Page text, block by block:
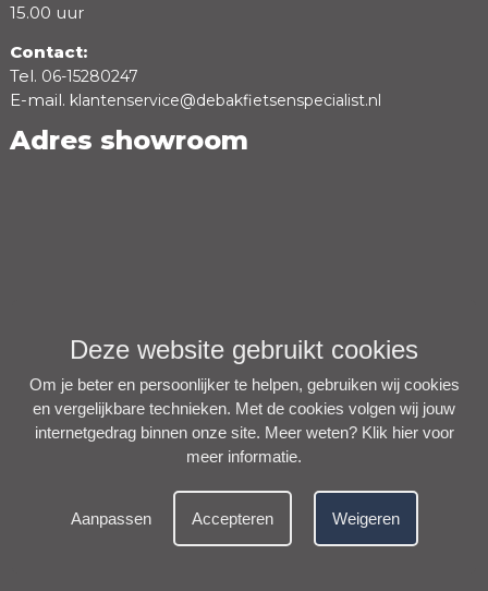
15.00 uur
Contact:
Tel. 06-15280247
E-mail. klantenservice@debakfietsenspecialist.nl
Adres showroom
Deze website gebruikt cookies
Om je beter en persoonlijker te helpen, gebruiken wij cookies
en vergelijkbare technieken. Met de cookies volgen wij jouw
internetgedrag binnen onze site. Meer weten? Klik hier voor
meer informatie.
Aanpassen Accepteren Weigeren